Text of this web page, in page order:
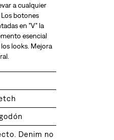
a cualquier
botones
en "V" la
esencial
looks. Mejora
Denim no